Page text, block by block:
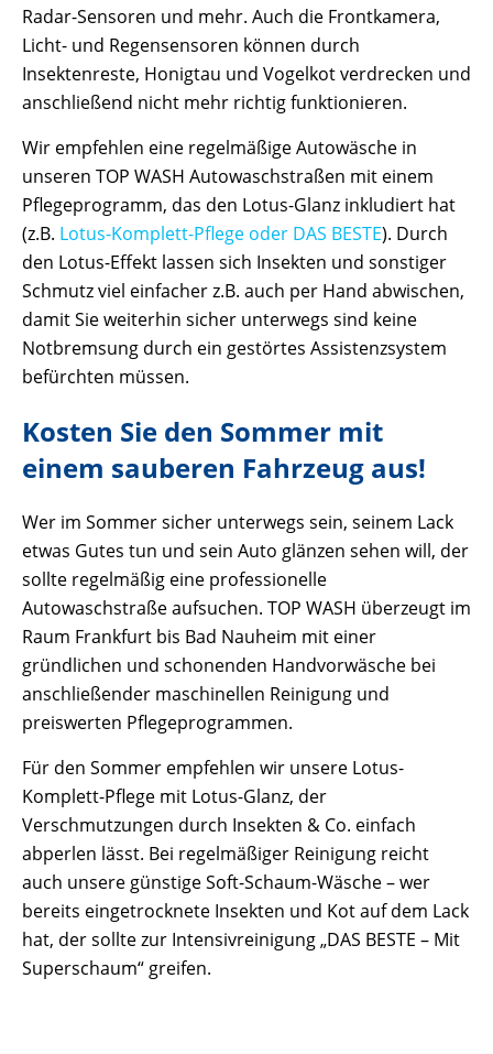
Radar-Sensoren und mehr. Auch die Frontkamera,
Licht- und Regensensoren können durch
Insektenreste, Honigtau und Vogelkot verdrecken und
anschließend nicht mehr richtig funktionieren.
Wir empfehlen eine regelmäßige Autowäsche in
unseren TOP WASH Autowaschstraßen mit einem
Pflegeprogramm, das den Lotus-Glanz inkludiert hat
(z.B. Lotus-Komplett-Pflege oder DAS BESTE). Durch
den Lotus-Effekt lassen sich Insekten und sonstiger
Schmutz viel einfacher z.B. auch per Hand abwischen,
damit Sie weiterhin sicher unterwegs sind keine
Notbremsung durch ein gestörtes Assistenzsystem
befürchten müssen.
Kosten Sie den Sommer mit
einem sauberen Fahrzeug aus!
Wer im Sommer sicher unterwegs sein, seinem Lack
etwas Gutes tun und sein Auto glänzen sehen will, der
sollte regelmäßig eine professionelle
Autowaschstraße aufsuchen. TOP WASH überzeugt im
Raum Frankfurt bis Bad Nauheim mit einer
gründlichen und schonenden Handvorwäsche bei
anschließender maschinellen Reinigung und
preiswerten Pflegeprogrammen.
Für den Sommer empfehlen wir unsere Lotus-
Komplett-Pflege mit Lotus-Glanz, der
Verschmutzungen durch Insekten & Co. einfach
abperlen lässt. Bei regelmäßiger Reinigung reicht
auch unsere günstige Soft-Schaum-Wäsche – wer
bereits eingetrocknete Insekten und Kot auf dem Lack
hat, der sollte zur Intensivreinigung „DAS BESTE – Mit
Superschaum“ greifen.